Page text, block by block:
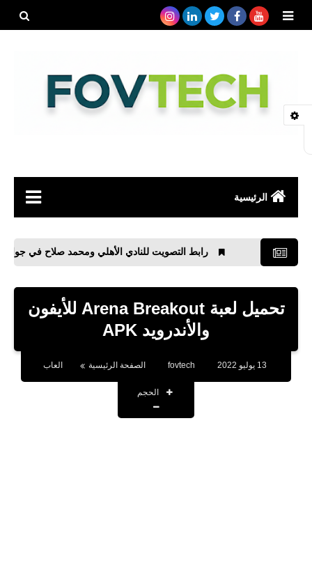
الرئيسية
رياضة
مواقع
رابط التصويت للنادي الأهلي ومحمد صلاح في جوائز جلوب
تحميل لعبة Arena Breakout للأيفون
والأندرويد APK
fovtech الصفحة الرئيسية العاب
الحجم